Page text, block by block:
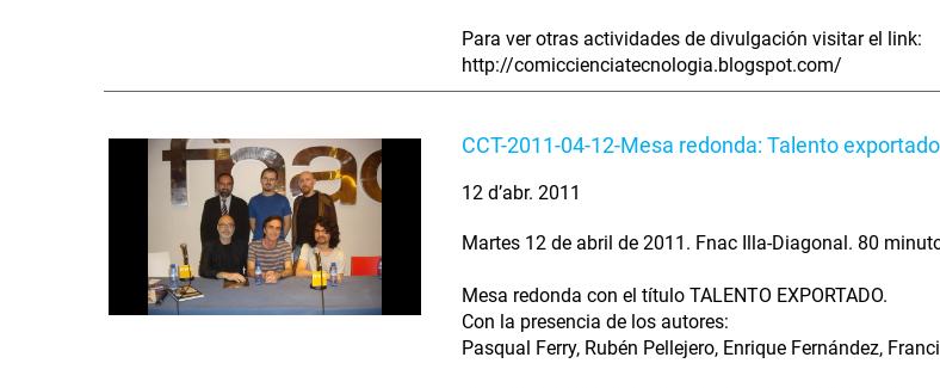
Para ver otras actividades de divulgación visitar el link:
http://comiccienciatecnologia.blogspot.com/
CCT-2011-04-12-Mesa redonda: Talento
12 d’abr. 2011
Martes 12 de abril de 2011. Fnac Illa-Diagonal. 80
Mesa redonda con el título TALENTO EXPORTADO.
Con la presencia de los autores:
Pasqual Ferry, Rubén Pellejero, Enrique Fernández,